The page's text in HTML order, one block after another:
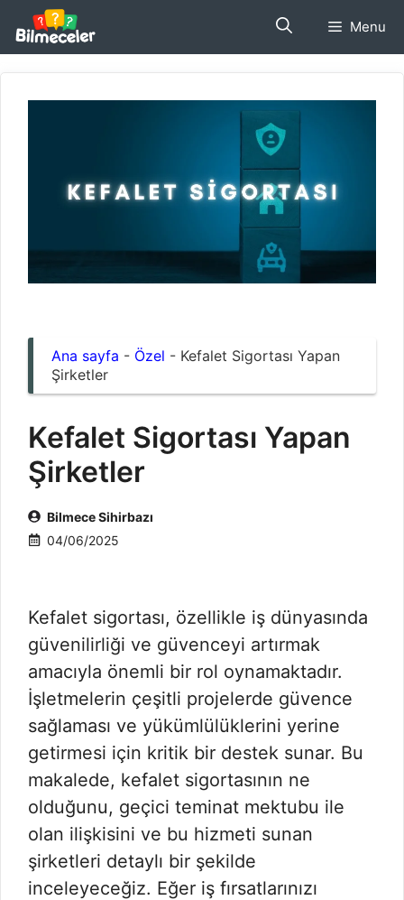
İçeriğe
atla
Menu
Ana sayfa - Özel - Kefalet Sigortası Yapan
Şirketler
Kefalet Sigortası Yapan
Şirketler
Bilmece Sihirbazı
04/06/2025
Kefalet sigortası, özellikle iş dünyasında
güvenilirliği ve güvenceyi artırmak
amacıyla önemli bir rol oynamaktadır.
İşletmelerin çeşitli projelerde güvence
sağlaması ve yükümlülüklerini yerine
getirmesi için kritik bir destek sunar. Bu
makalede, kefalet sigortasının ne
olduğunu, geçici teminat mektubu ile
olan ilişkisini ve bu hizmeti sunan
şirketleri detaylı bir şekilde
inceleyeceğiz. Eğer iş fırsatlarınızı